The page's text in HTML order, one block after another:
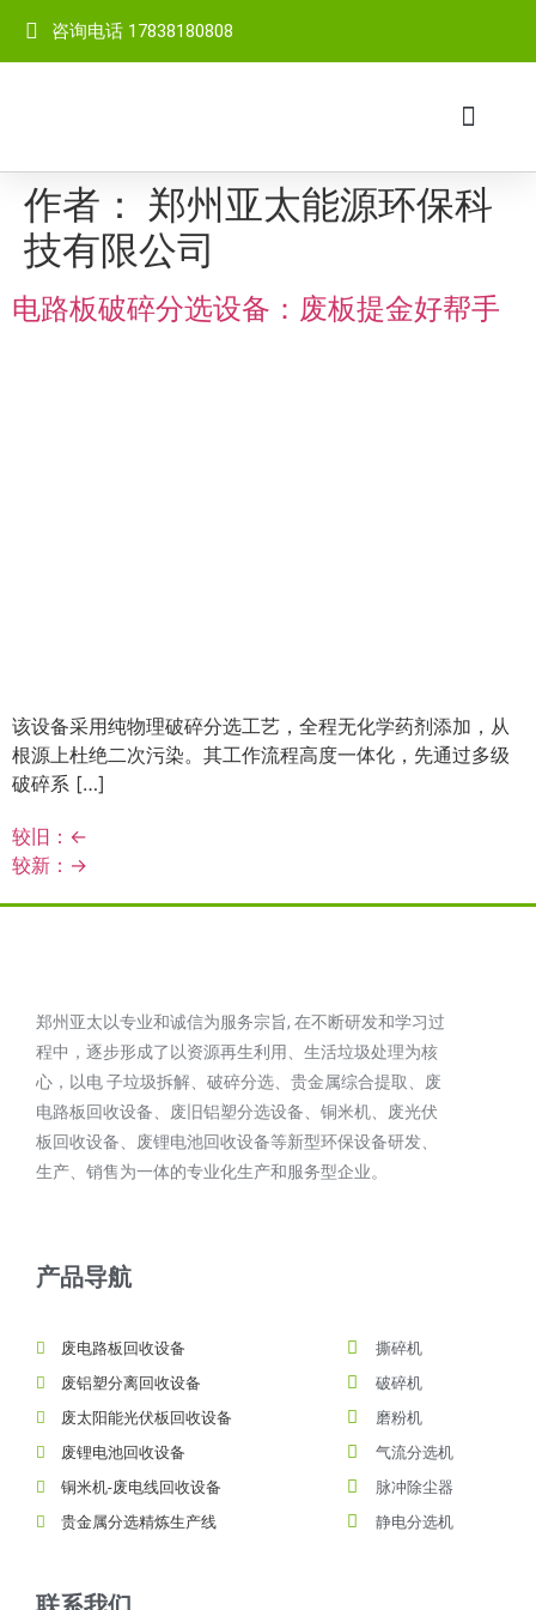
咨询电话 17838180808
作者： 郑州亚太能源环保科
技有限公司
电路板破碎分选设备：废板提金好帮手
该设备采用纯物理破碎分选工艺，全程无化学药剂添加，从
根源上杜绝二次污染。其工作流程高度一体化，先通过多级
破碎系 […]
较旧： ←
较新： →
郑州亚太以专业和诚信为服务宗旨, 在不断研发和学习过
程中，逐步形成了以资源再生利用、生活垃圾处理为核
心，以电 子垃圾拆解、破碎分选、贵金属综合提取、废
电路板回收设备、废旧铝塑分选设备、铜米机、废光伏
板回收设备、废锂电池回收设备等新型环保设备研发、
生产、销售为一体的专业化生产和服务型企业。
产品导航
废电路板回收设备
废铝塑分离回收设备
废太阳能光伏板回收设备
废锂电池回收设备
铜米机-废电线回收设备
贵金属分选精炼生产线
撕碎机
破碎机
磨粉机
气流分选机
脉冲除尘器
静电分选机